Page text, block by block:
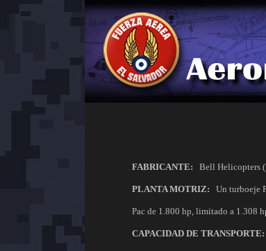
FABRICANTE: Bell Helicopters
PLANTA MOTRIZ: Un turboeje
Pac de 1.800 hp, limitado a 1.308
CAPACIDAD DE TRANSPORTE: